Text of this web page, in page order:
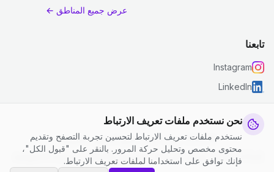
نحن نستخدم ملفات تعريف الارتباط
نستخدم ملفات تعريف الارتباط لتحسين تجربة التصفح وتقديم
محتوى مخصص وتحليل حركة المرور. بالنقر على "قبول الكل"،
فإنك توافق على استخدامنا لملفات تعريف الارتباط.
عرض جميع المناطق ←
تابعنا
Instagram
LinkedIn
© 2026 جست كلين. جميع الحقوق محفوظة.
سياسة الخصوصية
الشروط والأحكام | إعدادات ملفات تعريف الارتباط